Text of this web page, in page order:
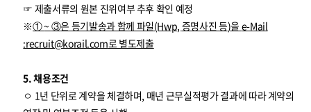
☞ 제출서류의 원본 진위여부 추후 확인 예정
※①~ ③은 등기발송과 함께 파일(Hwp, 증명사진 등)을 e-Mail
:recruit@korail.com로 별도제출
5. 채용조건
ㅇ 1년 단위로 계약을 체결하며, 매년 근무실적평가 결과에 따라 계약의